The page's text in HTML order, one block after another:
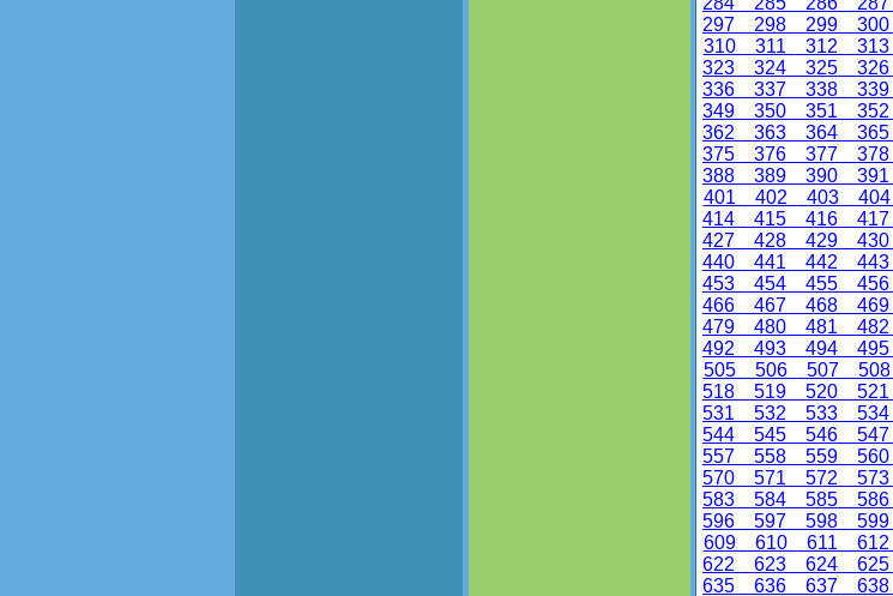
297
298 299 300
310
311 312 313
323
324 325 326
336
337 338 339
349
350 351 352
362
363 364 365
375
376 377 378
388
389 390 391
401
402 403 404
414
415 416 417
427
428 429 430
440
441 442 443
453
454 455 456
466
467 468 469
479
480 481 482
492
493 494 495
505
506 507 508
518
519 520 521
531
532 533 534
544
545 546 547
557
558 559 560
570
571 572 573
583
584 585 586
596
597 598 599
609
610 611 612
622
623 624 625
635
636 637 638